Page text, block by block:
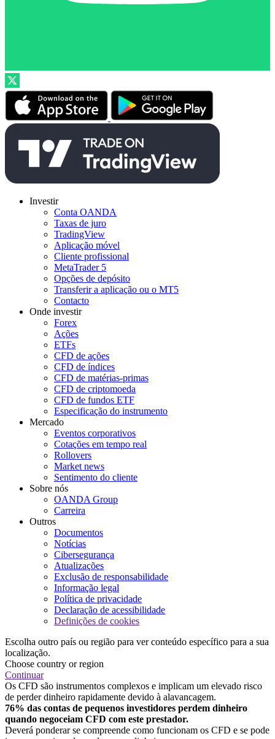
Investir
Conta OANDA
Taxas de juro
TradingView
Aplicação móvel
Cliente profissional
MetaTrader 5
Opções de depósito
Transferir a aplicação ou o MT5
Contacto
Onde investir
Forex
Ações
ETFs
CFD de ações
CFD de índices
CFD de matérias-primas
CFD de criptomoeda
CFD de fundos ETF
Especificação do instrumento
Mercado
Eventos corporativos
Cotações em tempo real
Rollovers
Market news
Sentimento do cliente
Sobre nós
OANDA Group
Carreira
Outros
Documentos
Notícias
Cibersegurança
Atualizações
Exclusão de responsabilidade
Informação legal
Política de privacidade
Declaração de acessibilidade
Definições de cookies
Escolha outro país ou região para ver conteúdo específico para a sua
localização.
Choose country or region
Continuar
Os CFD são instrumentos complexos e implicam um elevado risco
de perder dinheiro rapidamente devido à alavancagem.
76% das contas de pequenos investidores perdem dinheiro
quando negoceiam CFD com este prestador.
Deverá ponderar se compreende como funcionam os CFD e se pode